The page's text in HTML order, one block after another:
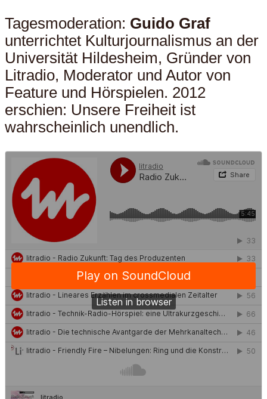
Tagesmoderation: Guido Graf
unterrichtet Kulturjournalismus an der
Universität Hildesheim, Gründer von
Litradio, Moderator und Autor von
Feature und Hörspielen. 2012
erschien: Unsere Freiheit ist
wahrscheinlich unendlich.